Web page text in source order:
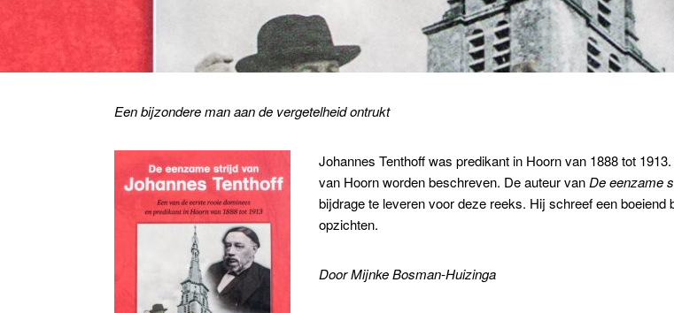
Een bijzondere man aan de vergetelheid ontrukt
Johannes Tenthoff was predikant in Hoorn van 1888 tot
van Hoorn worden beschreven. De auteur vanDe eenzame
bijdrage te leveren voor deze reeks. Hij schreef een
opzichten.
Door Mijnke Bosman-Huizinga